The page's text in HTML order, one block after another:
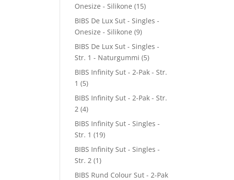
Onesize - Silikone (15)
BIBS De Lux Sut - Singles -
Onesize - Silikone (9)
BIBS De Lux Sut - Singles -
Str. 1 - Naturgummi (5)
BIBS Infinity Sut - 2-Pak - Str.
1 (5)
BIBS Infinity Sut - 2-Pak - Str.
2 (4)
BIBS Infinity Sut - Singles -
Str. 1 (19)
BIBS Infinity Sut - Singles -
Str. 2 (1)
BIBS Rund Colour Sut - 2-Pak